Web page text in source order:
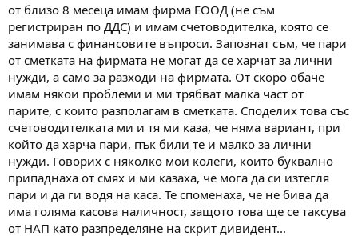
от близо 8 месеца имам фирма ЕООД (не съм
регистриран по ДДС) и имам счетоводителка, която се
занимава с финансовите въпроси. Запознат съм, че пари
от сметката на фирмата не могат да се харчат за лични
нужди, а само за разходи на фирмата. От скоро обаче
имам някои проблеми и ми трябват малка част от
парите, с които разполагам в сметката. Споделих това със
счетоводителката ми и тя ми каза, че няма вариант, при
който да харча пари, пък били те и малко за лични
нужди. Говорих с няколко мои колеги, които буквално
припаднаха от смях и ми казаха, че мога да си изтегля
пари и да ги водя на каса. Те споменаха, че не бива да
има голяма касова наличност, защото това ще се таксува
от НАП като разпределяне на скрит дивидент...